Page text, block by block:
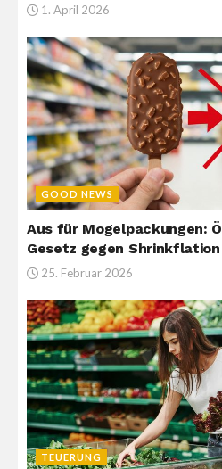
1. April 2026
GOOD NEWS
Aus für Mogelpackungen:
Gesetz gegen
25. Februar 2026
TEUERUNG